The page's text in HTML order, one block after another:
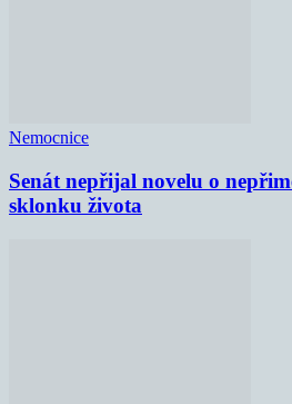
Nemocnice
Senát nepřijal novelu o
sklonku života